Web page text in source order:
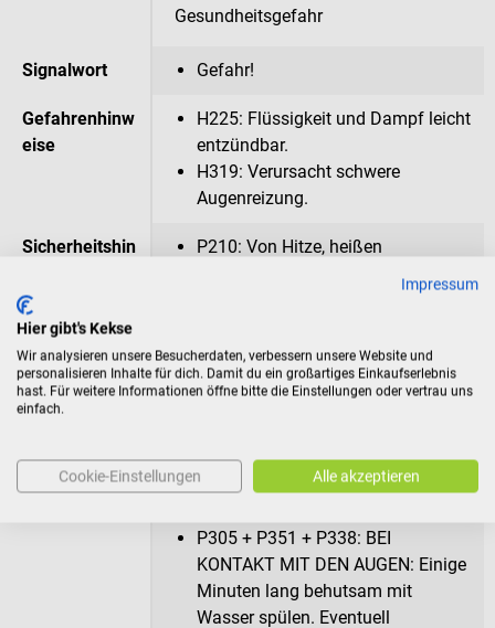
Gesundheitsgefahr
Signalwort Gefahr!
Gefahrenhinw
eise
H225: Flüssigkeit und Dampf leicht
entzündbar.
H319: Verursacht schwere
Augenreizung.
Sicherheitshin
P210: Von Hitze, heißen
Oberflächen, Funken, offenen
rauchen.
P233: Behälter dicht verschlossen
Sofort
GIFTINFORMATIONSZENTRUM/Ar
P305 + P351 + P338: BEI
KONTAKT MIT DEN AUGEN: Einige
Minuten lang behutsam mit
Wasser spülen. Eventuell
Impressum
Hier gibt's Kekse
Wir analysieren unsere Besucherdaten, verbessern unsere Website und
personalisieren Inhalte für dich. Damit du ein großartiges Einkaufserlebnis
hast. Für weitere Informationen öffne bitte die Einstellungen oder vertrau uns
einfach.
Cookie-Einstellungen Alle akzeptieren